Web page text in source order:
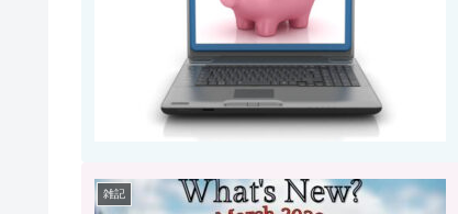
雑記